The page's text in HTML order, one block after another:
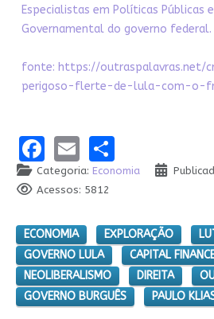
Especialistas em Políticas Públicas
Governamental do governo federal.
fonte: https://outraspalavras.net/
perigoso-flerte-de-lula-com-o-
Facebook
EmailShare
Categoria: Economia
Acessos: 5812
ECONOMIA EXPLORAÇÃO
GOVERNO LULA
CAPITAL
NEOLIBERALISMO
DIREITA
GOVERNO BURGUÊS
PAULO